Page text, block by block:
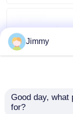
লিথিয়াম পলিমার
ছোট লিপো ব্যাটারি
UL1642/KC/
Jimmy
Good day, what
for?